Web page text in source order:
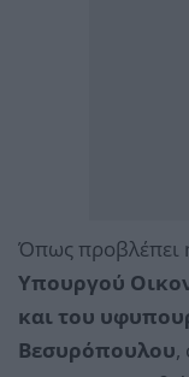
Όπως προβλέπει
Υπουργού
και του
Βεσυρόπουλου,